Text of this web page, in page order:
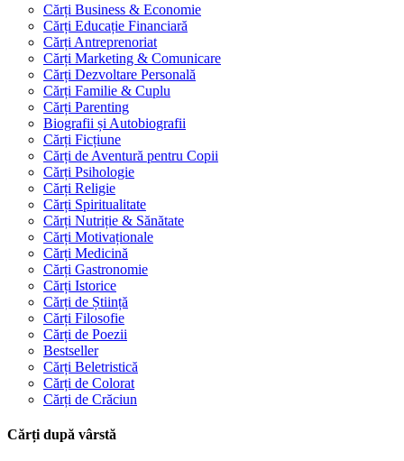
Cărți Business & Economie
Cărți Educație Financiară
Cărți Antreprenoriat
Cărți Marketing & Comunicare
Cărți Dezvoltare Personală
Cărți Familie & Cuplu
Cărți Parenting
Biografii și Autobiografii
Cărți Ficțiune
Cărți de Aventură pentru Copii
Cărți Psihologie
Cărți Religie
Cărți Spiritualitate
Cărți Nutriție & Sănătate
Cărți Motivaționale
Cărți Medicină
Cărți Gastronomie
Cărți Istorice
Cărți de Știință
Cărți Filosofie
Cărți de Poezii
Bestseller
Cărți Beletristică
Cărți de Colorat
Cărți de Crăciun
Cărți după vârstă